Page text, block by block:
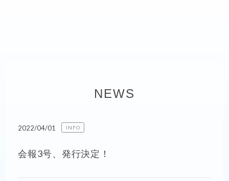
NEWS
2022/04/01 INFO
会報3号、発行決定！